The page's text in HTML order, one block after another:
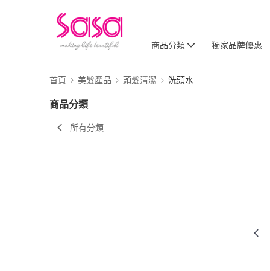
商品分類 獨家品牌優惠
首頁 美髮產品 頭髮清潔 洗頭水
商品分類
所有分類